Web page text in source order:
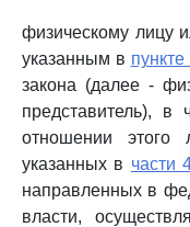
физическому лицу
указанным в
закона (далее -
представитель), в
отношении этого
указанных в части
направленных в
власти,